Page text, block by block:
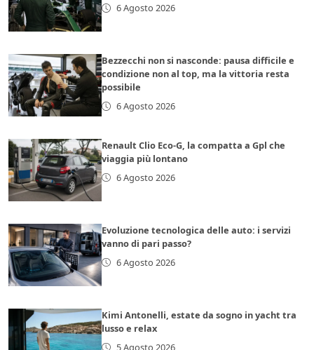
6 Agosto 2026
Bezzecchi non si nasconde: pausa difficile e
condizione non al top, ma la vittoria resta
possibile
6 Agosto 2026
Renault Clio Eco-G, la compatta a Gpl che
viaggia più lontano
6 Agosto 2026
Evoluzione tecnologica delle auto: i servizi
vanno di pari passo?
6 Agosto 2026
Kimi Antonelli, estate da sogno in yacht tra
lusso e relax
5 Agosto 2026